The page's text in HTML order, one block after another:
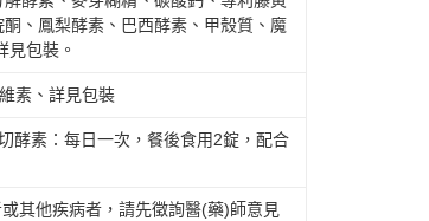
、鳳梨酵素、巴西酵素、甲殼質、魔
見包裝。
素、詳見包裝
酵素：每日一次，餐後食用2錠，配合
其他疾病者，請先徵詢醫(藥)師意見